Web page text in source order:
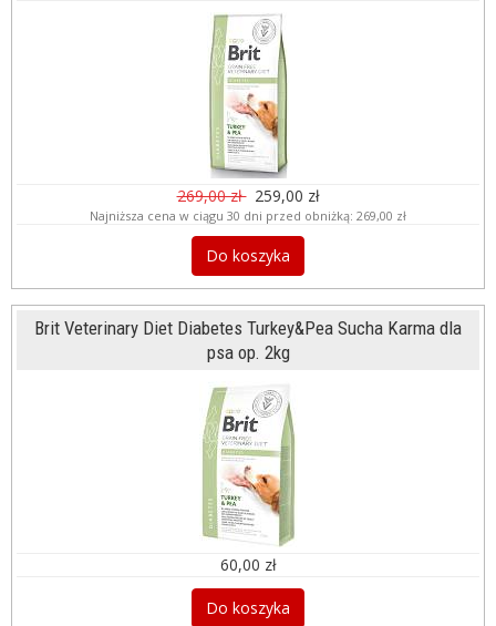
269,00 zł 259,00 zł
Najniższa cena w ciągu 30 dni przed obniżką: 269,00 zł
Do koszyka
Brit Veterinary Diet Diabetes Turkey&Pea Sucha Karma dla
psa op. 2kg
60,00 zł
Do koszyka